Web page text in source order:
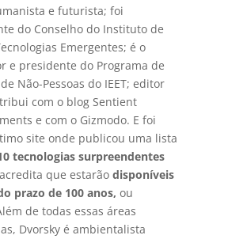
e futurista; foi
do Conselho do Instituto de
Emergentes; é o
e presidente do Programa de
Não-Pessoas do IEET; editor
com o blog Sentient
e com o Gizmodo. E foi
site onde publicou uma lista
tecnologias surpreendentes
que estarão disponíveis
prazo de 100 anos, ou
de todas essas áreas
Dvorsky é ambientalista